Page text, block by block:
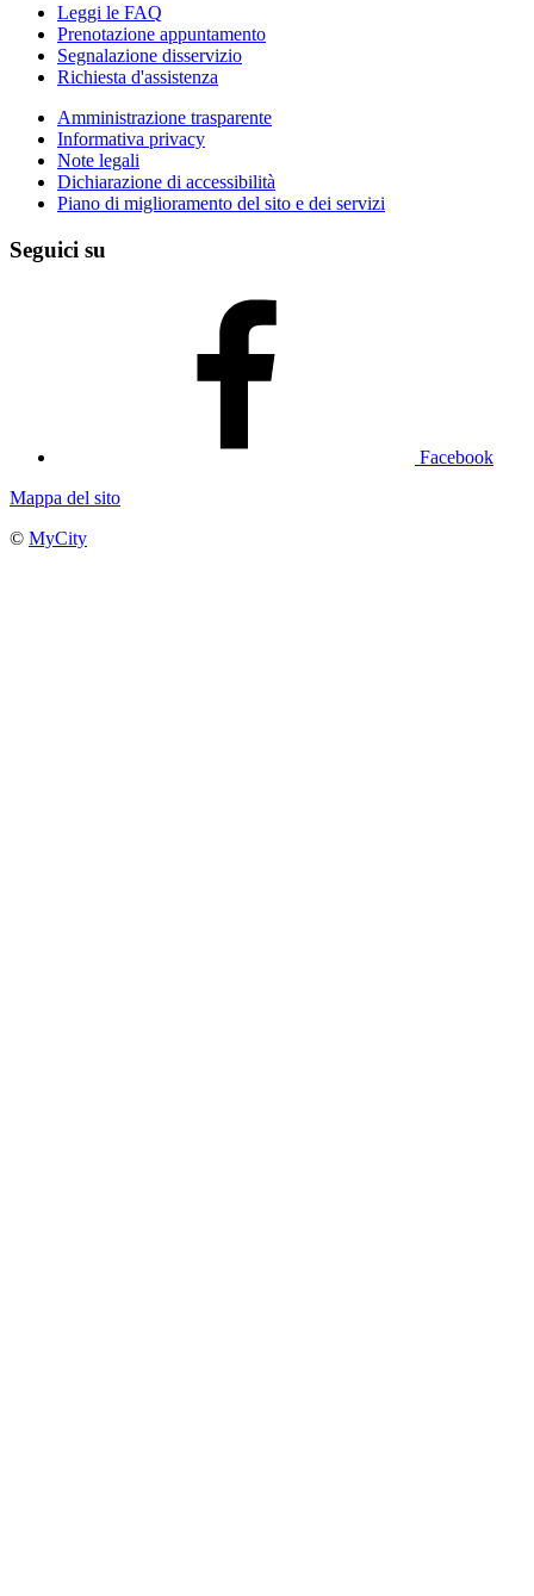
Leggi le FAQ
Prenotazione appuntamento
Segnalazione disservizio
Richiesta d'assistenza
Amministrazione trasparente
Informativa privacy
Note legali
Dichiarazione di accessibilità
Piano di miglioramento del sito e dei servizi
Seguici su
Facebook
Mappa del sito
© MyCity